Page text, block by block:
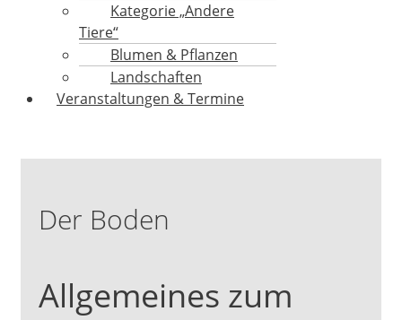
Kategorie „Andere
Tiere“
Blumen & Pflanzen
Landschaften
Veranstaltungen & Termine
Der Boden
Allgemeines zum